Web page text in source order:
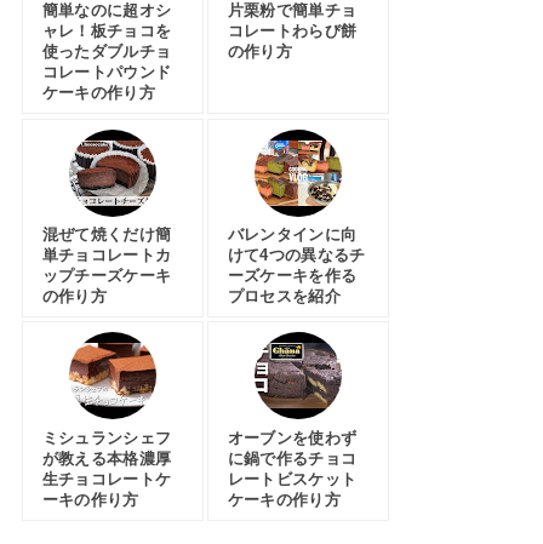
簡単なのに超オシ
ャレ！板チョコを
使ったダブルチョ
コレートパウンド
ケーキの作り方
片栗粉で簡単チョ
コレートわらび餅
の作り方
混ぜて焼くだけ簡
単チョコレートカ
ップチーズケーキ
の作り方
バレンタインに向
けて4つの異なるチ
ーズケーキを作る
プロセスを紹介
ミシュランシェフ
が教える本格濃厚
生チョコレートケ
ーキの作り方
オーブンを使わず
に鍋で作るチョコ
レートビスケット
ケーキの作り方